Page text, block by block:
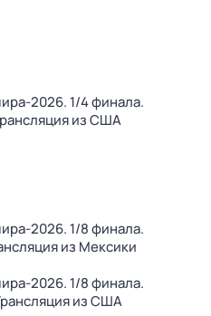
2026. 1/4 финала.
из США
2026. 1/8 финала.
из Мексики
2026. 1/8 финала.
из США